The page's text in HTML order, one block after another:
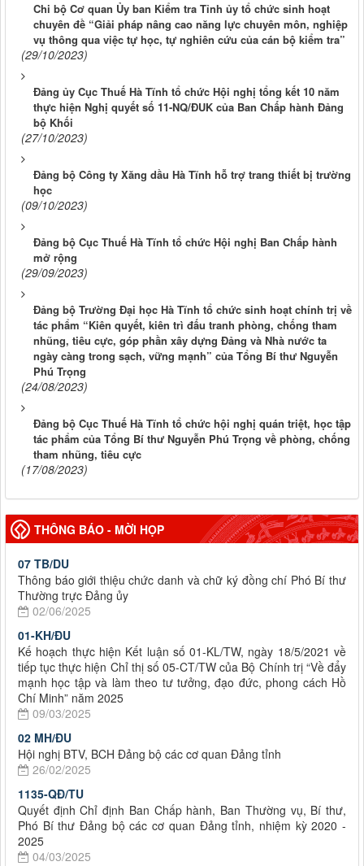
Chi bộ Cơ quan Ủy ban Kiểm tra Tỉnh ủy tổ chức sinh hoạt
chuyên đề “Giải pháp nâng cao năng lực chuyên môn, nghiệp
vụ thông qua việc tự học, tự nghiên cứu của cán bộ kiểm tra”
(29/10/2023)
Đảng ủy Cục Thuế Hà Tĩnh tổ chức Hội nghị tổng kết 10 năm
thực hiện Nghị quyết số 11-NQ/ĐUK của Ban Chấp hành Đảng
bộ Khối
(27/10/2023)
Đảng bộ Công ty Xăng dầu Hà Tĩnh hỗ trợ trang thiết bị trường
học
(09/10/2023)
Đảng bộ Cục Thuế Hà Tĩnh tổ chức Hội nghị Ban Chấp hành
mở rộng
(29/09/2023)
Đảng bộ Trường Đại học Hà Tĩnh tổ chức sinh hoạt chính trị về
tác phẩm “Kiên quyết, kiên trì đấu tranh phòng, chống tham
nhũng, tiêu cực, góp phần xây dựng Đảng và Nhà nước ta
ngày càng trong sạch, vững mạnh” của Tổng Bí thư Nguyễn
Phú Trọng
(24/08/2023)
Đảng bộ Cục Thuế Hà Tĩnh tổ chức hội nghị quán triệt, học tập
tác phẩm của Tổng Bí thư Nguyễn Phú Trọng về phòng, chống
tham nhũng, tiêu cực
(17/08/2023)
THÔNG BÁO - MỜI HỌP
07 TB/DU
Thông báo giới thiệu chức danh và chữ ký đồng chí Phó Bí thư
Thường trực Đảng ủy
02/06/2025
01-KH/ĐU
Kế hoạch thực hiện Kết luận số 01-KL/TW, ngày 18/5/2021 về
tiếp tục thực hiện Chỉ thị số 05-CT/TW của Bộ Chính trị “Về đẩy
mạnh học tập và làm theo tư tưởng, đạo đức, phong cách Hồ
Chí Minh” năm 2025
09/03/2025
02 MH/ĐU
Hội nghị BTV, BCH Đảng bộ các cơ quan Đảng tỉnh
26/02/2025
1135-QĐ/TU
Quyết định Chỉ định Ban Chấp hành, Ban Thường vụ, Bí thư,
Phó Bí thư Đảng bộ các cơ quan Đảng tỉnh, nhiệm kỳ 2020 -
2025
04/03/2025